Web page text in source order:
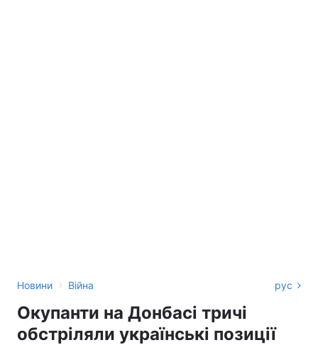
Новини › Війна рус
Окупанти на Донбасі тричі
обстріляли українські позиції